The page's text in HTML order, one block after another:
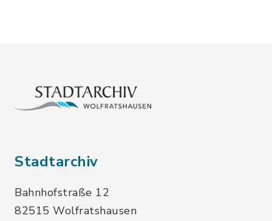
Stadtarchiv
Bahnhofstraße 12
82515 Wolfratshausen